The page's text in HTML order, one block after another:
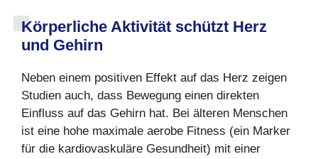
Körperliche Aktivität schützt Herz
und Gehirn
Neben einem positiven Effekt auf das Herz zeigen
Studien auch, dass Bewegung einen direkten
Einfluss auf das Gehirn hat. Bei älteren Menschen
ist eine hohe maximale aerobe Fitness (ein Marker
für die kardiovaskuläre Gesundheit) mit einer